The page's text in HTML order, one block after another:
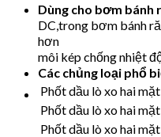
Dùng cho bơm bánh
DC,trong bơm bánh
hơn
môi kép chống nhiệt
Các chủng loại phổ
Phốt dầu lò xo hai
Phốt dầu lò xo hai
Phốt dầu lò xo hai